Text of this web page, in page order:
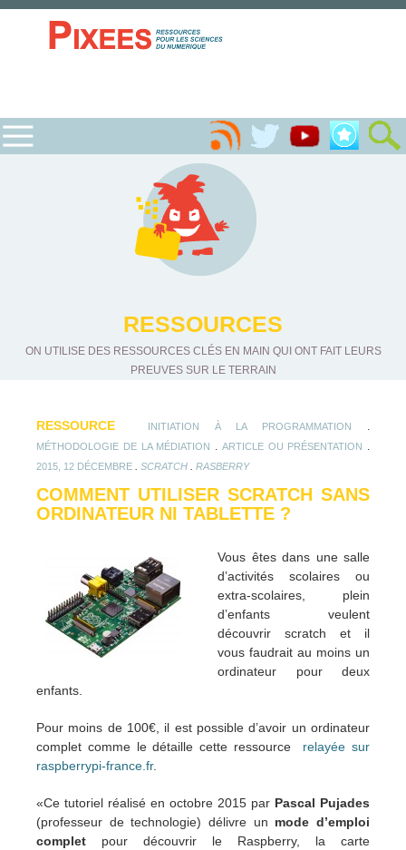
RESSOURCES
ON UTILISE DES RESSOURCES CLÉS EN MAIN QUI ONT FAIT LEURS
PREUVES SUR LE TERRAIN
RESSOURCE INITIATION À LA PROGRAMMATION
MÉTHODOLOGIE DE LA MÉDIATION ARTICLE OU PRÉSENTATION
2015, 12 DÉCEMBRE SCRATCH RASBERRY
COMMENT UTILISER SCRATCH SANS
ORDINATEUR NI TABLETTE ?
Vous êtes dans une salle
d’activités scolaires ou
extra-scolaires, plein
d’enfants veulent
découvrir scratch et il
vous faudrait au moins un
ordinateur pour deux
enfants.
Pour moins de 100€, il est possible d’avoir un ordinateur
complet comme le détaille cette ressource relayée sur
raspberrypi-france.fr.
«Ce tutoriel réalisé en octobre 2015 par Pascal Pujades
(professeur de technologie) délivre un mode d’emploi
complet pour découvrir le Raspberry, la carte